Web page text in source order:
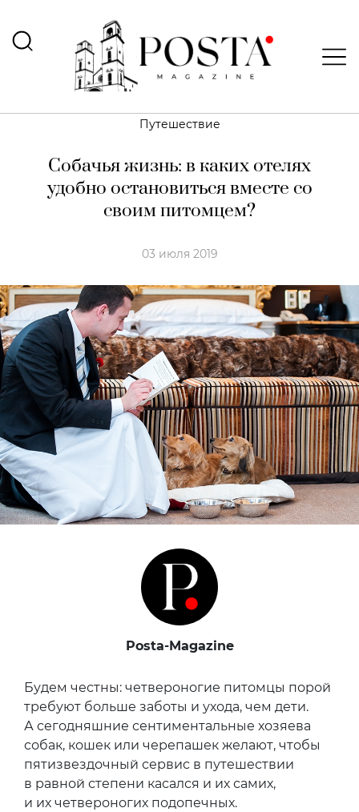
Путешествие
Собачья жизнь: в каких отелях
удобно остановиться вместе со
своим питомцем?
03 июля 2019
Posta-Magazine
Будем честны: четвероногие питомцы порой
требуют больше заботы и ухода, чем дети.
А сегодняшние сентиментальные хозяева
собак, кошек или черепашек желают, чтобы
пятизвездочный сервис в путешествии
в равной степени касался и их самих,
и их четвероногих подопечных.